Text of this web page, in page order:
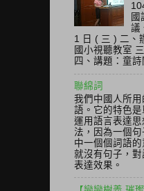
國
議
1 日 ( 三 ) 二、
國小視聽教室
四、講題：童
聯綿詞
我們中國人所
語。它的特色是
運用語言表達
法，因為一個
中一個個詞語
就沒有句子，
表達效果。